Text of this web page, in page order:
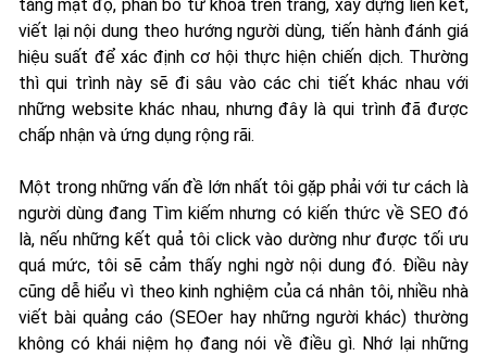
tăng mật độ, phân bổ từ khóa trên trang, xây dựng liên kết,
viết lại nội dung theo hướng người dùng, tiến hành đánh giá
hiệu suất để xác định cơ hội thực hiện chiến dịch. Thường
thì qui trình này sẽ đi sâu vào các chi tiết khác nhau với
những website khác nhau, nhưng đây là qui trình đã được
chấp nhận và ứng dụng rộng rãi.
Một trong những vấn đề lớn nhất tôi gặp phải với tư cách là
người dùng đang Tìm kiếm nhưng có kiến thức về SEO đó
là, nếu những kết quả tôi click vào dường như được tối ưu
quá mức, tôi sẽ cảm thấy nghi ngờ nội dung đó. Điều này
cũng dễ hiểu vì theo kinh nghiệm của cá nhân tôi, nhiều nhà
viết bài quảng cáo (SEOer hay những người khác) thường
không có khái niệm họ đang nói về điều gì. Nhớ lại những